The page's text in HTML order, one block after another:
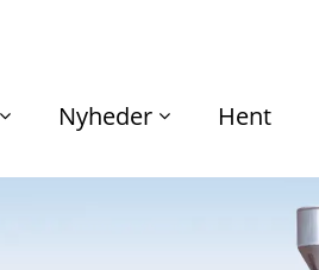
Nyheder Hent